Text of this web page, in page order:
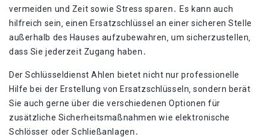
vermeiden und Zeit sowie Stress sparen․ Es kann auch
hilfreich sein‚ einen Ersatzschlüssel an einer sicheren Stelle
außerhalb des Hauses aufzubewahren‚ um sicherzustellen‚
dass Sie jederzeit Zugang haben․
Der Schlüsseldienst Ahlen bietet nicht nur professionelle
Hilfe bei der Erstellung von Ersatzschlüsseln‚ sondern berät
Sie auch gerne über die verschiedenen Optionen für
zusätzliche Sicherheitsmaßnahmen wie elektronische
Schlösser oder Schließanlagen․